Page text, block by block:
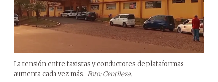
La tensión entre taxistas y conductores de plataformas
aumenta cada vez más. Foto: Gentileza.